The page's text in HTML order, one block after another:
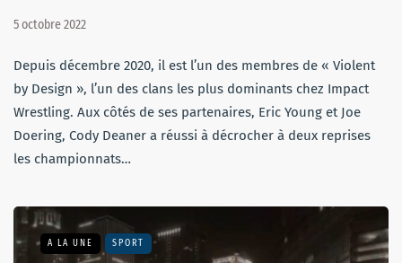
5 octobre 2022
Depuis décembre 2020, il est l’un des membres de « Violent
by Design », l’un des clans les plus dominants chez Impact
Wrestling. Aux côtés de ses partenaires, Eric Young et Joe
Doering, Cody Deaner a réussi à décrocher à deux reprises
les championnats…
A LA UNE SPORT